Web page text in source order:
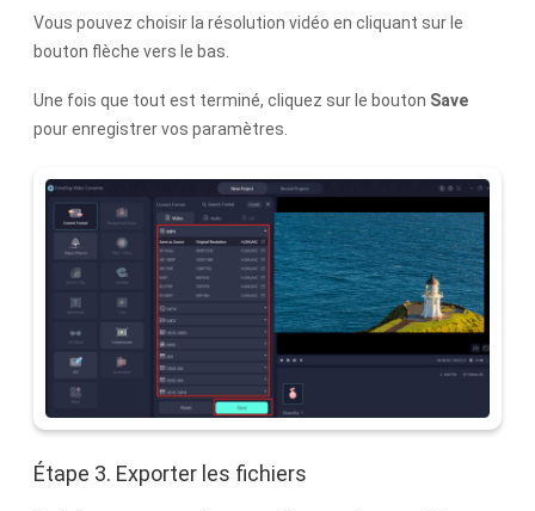
Vous pouvez choisir la résolution vidéo en cliquant sur le
bouton flèche vers le bas.
Une fois que tout est terminé, cliquez sur le bouton Save
pour enregistrer vos paramètres.
Étape 3. Exporter les fichiers